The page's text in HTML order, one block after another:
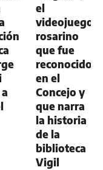
el
videojuego
rosarino
que fue
reconocido
en el
Concejo y
que narra
la historia
de la
biblioteca
Vigil